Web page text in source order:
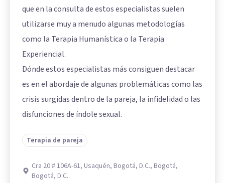
que en la consulta de estos especialistas suelen
utilizarse muy a menudo algunas metodologías
como la Terapia Humanística o la Terapia
Experiencial.
Dónde estos especialistas más consiguen destacar
es en el abordaje de algunas problemáticas como las
crisis surgidas dentro de la pareja, la infidelidad o las
disfunciones de índole sexual.
Terapia de pareja
Cra 20 # 106A-61, Usaquén, Bogotá, D.C., Bogotá,
Bogotá, D.C.